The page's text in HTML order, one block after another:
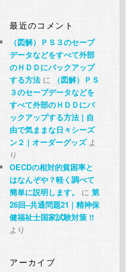
最近のコメント
（図解）ＰＳ３のセーブ
データなどをすべて外部
のＨＤＤにバックアップ
する方法に
（図解）ＰＳ
３のセーブデータなどを
すべて外部のＨＤＤにバ
ックアップする方法 | 自
由で気ままな日々シーズ
ン２ | オーダーグッズよ
り
OECDの相対的貧困率と
はなんぞや？軽く調べて
簡単に説明します。
に第
26回–共通問題21 | 精神保
健福祉士国家試験対策 !!
より
アーカイブ